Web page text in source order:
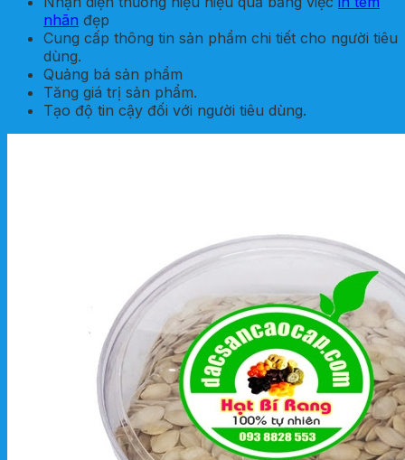
nhãn đẹp
Cung cấp thông tin sản phẩm chi tiết cho người tiêu
dùng.
Quảng bá sản phẩm
Tăng giá trị sản phẩm.
Tạo độ tin cậy đối với người tiêu dùng.